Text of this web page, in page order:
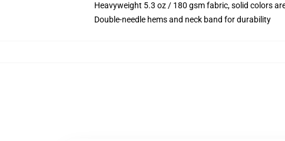
Heavyweight 5.3 oz / 180 gsm fabric, solid colors
Double-needle hems and neck band for durability